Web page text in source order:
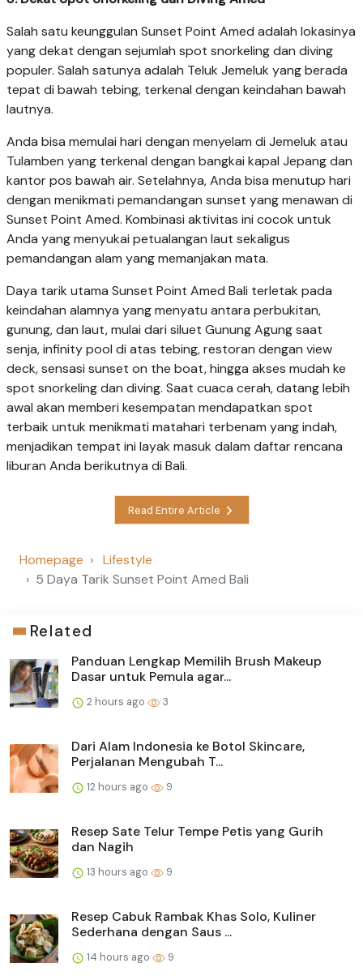
Salah satu keunggulan Sunset Point Amed adalah lokasinya
yang dekat dengan sejumlah spot snorkeling dan diving
populer. Salah satunya adalah Teluk Jemeluk yang berada
tepat di bawah tebing, terkenal dengan keindahan bawah
lautnya.
Anda bisa memulai hari dengan menyelam di Jemeluk atau
Tulamben yang terkenal dengan bangkai kapal Jepang dan
kantor pos bawah air. Setelahnya, Anda bisa menutup hari
dengan menikmati pemandangan sunset yang menawan di
Sunset Point Amed. Kombinasi aktivitas ini cocok untuk
Anda yang menyukai petualangan laut sekaligus
pemandangan alam yang memanjakan mata.
Daya tarik utama Sunset Point Amed Bali terletak pada
keindahan alamnya yang menyatu antara perbukitan,
gunung, dan laut, mulai dari siluet Gunung Agung saat
senja, infinity pool di atas tebing, restoran dengan view
deck, sensasi sunset on the boat, hingga akses mudah ke
spot snorkeling dan diving. Saat cuaca cerah, datang lebih
awal akan memberi kesempatan mendapatkan spot
terbaik untuk menikmati matahari terbenam yang indah,
menjadikan tempat ini layak masuk dalam daftar rencana
liburan Anda berikutnya di Bali.
Read Entire Article
Homepage
Lifestyle
5 Daya Tarik Sunset Point Amed Bali
Related
Panduan Lengkap Memilih Brush Makeup
Dasar untuk Pemula agar...
2 hours ago 3
Dari Alam Indonesia ke Botol Skincare,
Perjalanan Mengubah T...
12 hours ago 9
Resep Sate Telur Tempe Petis yang Gurih
dan Nagih
13 hours ago 9
Resep Cabuk Rambak Khas Solo, Kuliner
Sederhana dengan Saus ...
14 hours ago 9